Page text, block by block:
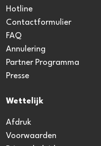
Hotline
Contactformulier
FAQ
Annulering
Partner Programma
Presse
Wettelijk
Afdruk
Voorwaarden